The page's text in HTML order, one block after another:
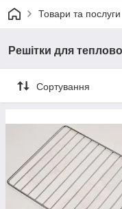
Товари та послуги
Решітки для
Сортування